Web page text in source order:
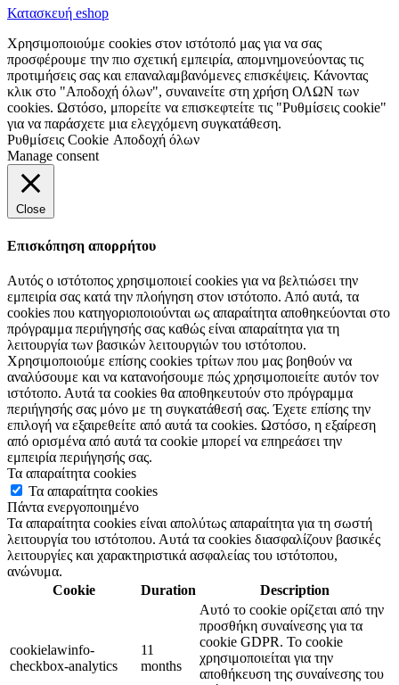
Κατασκευή eshop
Χρησιμοποιούμε cookies στον ιστότοπό μας για να σας
προσφέρουμε την πιο σχετική εμπειρία, απομνημονεύοντας τις
προτιμήσεις σας και επαναλαμβανόμενες επισκέψεις. Κάνοντας
κλικ στο "Αποδοχή όλων", συναινείτε στη χρήση ΟΛΩΝ των
cookies. Ωστόσο, μπορείτε να επισκεφτείτε τις "Ρυθμίσεις cookie"
για να παράσχετε μια ελεγχόμενη συγκατάθεση.
Ρυθμίσεις Cookie Αποδοχή όλων
Manage consent
Close
Επισκόπηση απορρήτου
Αυτός ο ιστότοπος χρησιμοποιεί cookies για να βελτιώσει την
εμπειρία σας κατά την πλοήγηση στον ιστότοπο. Από αυτά, τα
cookies που κατηγοριοποιούνται ως απαραίτητα αποθηκεύονται στο
πρόγραμμα περιήγησής σας καθώς είναι απαραίτητα για τη
λειτουργία των βασικών λειτουργιών του ιστότοπου.
Χρησιμοποιούμε επίσης cookies τρίτων που μας βοηθούν να
αναλύσουμε και να κατανοήσουμε πώς χρησιμοποιείτε αυτόν τον
ιστότοπο. Αυτά τα cookies θα αποθηκευτούν στο πρόγραμμα
περιήγησής σας μόνο με τη συγκατάθεσή σας. Έχετε επίσης την
επιλογή να εξαιρεθείτε από αυτά τα cookies. Ωστόσο, η εξαίρεση
από ορισμένα από αυτά τα cookie μπορεί να επηρεάσει την
εμπειρία περιήγησής σας.
Τα απαραίτητα cookies
Τα απαραίτητα cookies
Πάντα ενεργοποιημένο
Τα απαραίτητα cookies είναι απολύτως απαραίτητα για τη σωστή
λειτουργία του ιστότοπου. Αυτά τα cookies διασφαλίζουν βασικές
λειτουργίες και χαρακτηριστικά ασφαλείας του ιστότοπου,
ανώνυμα.
Cookie
Duration Description
cookielawinfo-
checkbox-analytics
11
months
Αυτό το cookie ορίζεται από την
προσθήκη συναίνεσης για τα
cookie GDPR. Το cookie
χρησιμοποιείται για την
αποθήκευση της συναίνεσης του